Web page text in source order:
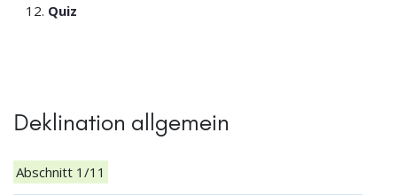
Quiz
Deklination allgemein
Abschnitt 1/11